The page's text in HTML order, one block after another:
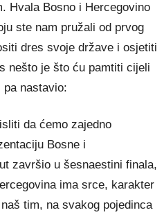
Hvala Bosno i Hercegovino
ste nam pružali od prvog
dres svoje države i osjetiti
nešto je što ću pamtiti cijeli
pa nastavio:
da ćemo zajedno
Bosne i
završio u šesnaestini finala,
ima srce, karakter
tim, na svakog pojedinca